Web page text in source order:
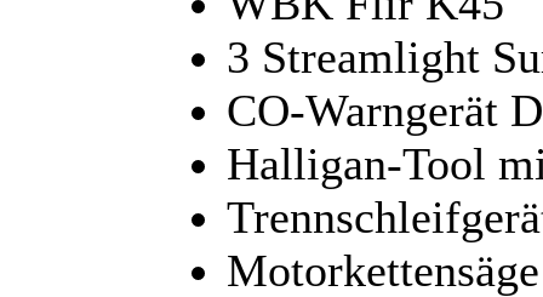
3 Streamlight
CO-Warngerät
Halligan-Tool